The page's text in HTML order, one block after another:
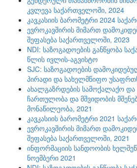
კვლევა საქართველოში, 2024
კავკასიის ბარომეტრი 2024
ევროკავშირის მიმართ
შეფასება საქართველოში, 2023
NDI: საზოგადოების განწყობა
წლის ივლის-აგვისტო
SJC: საზოგადოების
პირადი და სახელმწიფო
ახალგაზრდების სამოქალაქო
ჩართულობა და მშვიდობის
მონაწილეობა, 2021
კავკასიის ბარომეტრი 2021
ევროკავშირის მიმართ
შეფასება საქართველოში, 2021
ინფორმაციის სანდოობის
ნოემბერი 2021